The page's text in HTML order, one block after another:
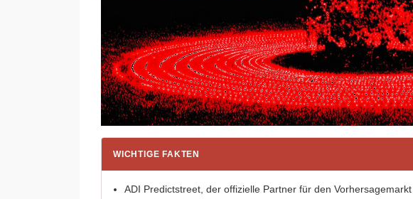
WICHTIGE FAKTEN
ADI Predictstreet, der offizielle Partner für den